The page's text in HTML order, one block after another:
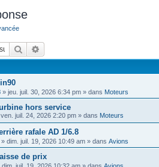
Rechercher
» jeu. juil. 30, 2026 6:34 pm » dans Moteurs
hors service
ven. juil. 24, 2026 2:20 pm » dans Moteurs
rafale AD 1/6.8
» dim. juil. 19, 2026 10:49 am » dans Avions
de prix